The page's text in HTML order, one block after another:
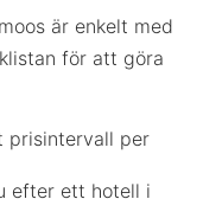
är enkelt med
för att göra
prisintervall per
efter ett hotell i